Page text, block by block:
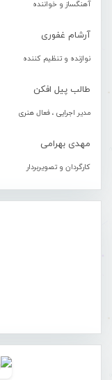
آهنگساز و خواننده
آرشام غفوری
نوازنده و تنظیم کننده
طالب پیل افکن
مدیر اجرایی ، فعال هنری
مهدی بهرامی
کارگردان و تصویربردار